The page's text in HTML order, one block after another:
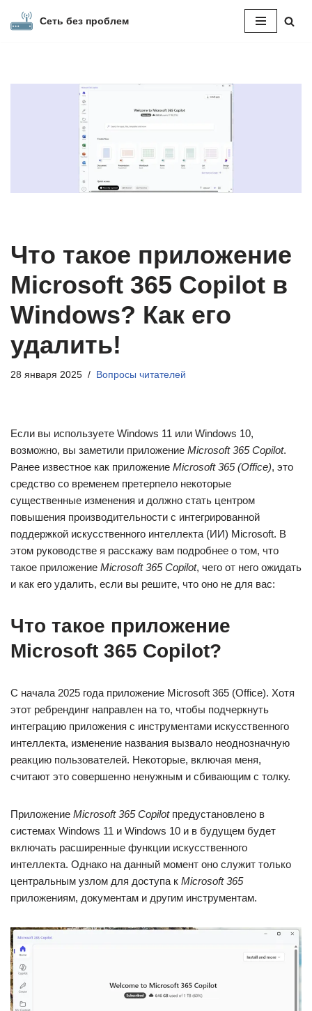
Сеть без проблем
Что такое приложение
Microsoft 365 Copilot в
Windows? Как его
удалить!
28 января 2025 Вопросы читателей
Если вы используете Windows 11 или Windows 10,
возможно, вы заметили приложение Microsoft 365 Copilot.
Ранее известное как приложение Microsoft 365 (Office), это
средство со временем претерпело некоторые
существенные изменения и должно стать центром
повышения производительности с интегрированной
поддержкой искусственного интеллекта (ИИ) Microsoft. В
этом руководстве я расскажу вам подробнее о том, что
такое приложение Microsoft 365 Copilot, чего от него ожидать
и как его удалить, если вы решите, что оно не для вас:
Что такое приложение
Microsoft 365 Copilot?
С начала 2025 года приложение Microsoft 365 (Office). Хотя
этот ребрендинг направлен на то, чтобы подчеркнуть
интеграцию приложения с инструментами искусственного
интеллекта, изменение названия вызвало неоднозначную
реакцию пользователей. Некоторые, включая меня,
считают это совершенно ненужным и сбивающим с толку.
Приложение Microsoft 365 Copilotпредустановлено в
системах Windows 11 и Windows 10 и в будущем будет
включать расширенные функции искусственного
интеллекта. Однако на данный момент оно служит только
центральным узлом для доступа к Microsoft 365
приложениям, документам и другим инструментам.